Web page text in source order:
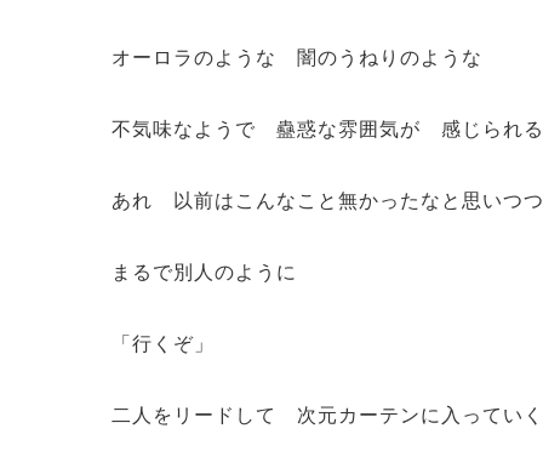
オーロラのような 闇のうねりのような
不気味なようで 蠱惑な雰囲気が 感じられる
あれ 以前はこんなこと無かったなと思いつつ
まるで別人のように
「行くぞ」
二人をリードして 次元カーテンに入っていく